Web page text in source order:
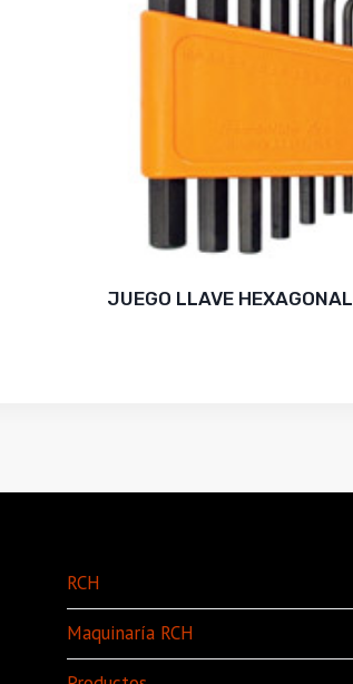
JUEGO LLAVE HEXAGONAL
RCH
Maquinaría RCH